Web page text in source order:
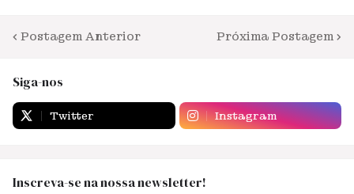
Postagem Anterior Próxima Postagem
Siga-nos
Twitter Instagram
Inscreva-se na nossa newsletter!